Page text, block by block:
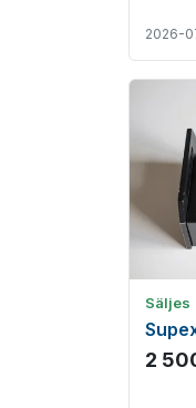
2026-
Säljes
2